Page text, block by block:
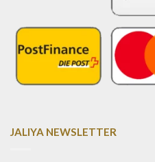
JALIYA NEWSLETTER